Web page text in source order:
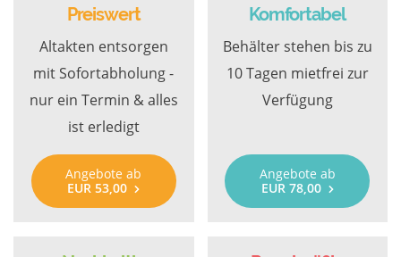
Preiswert
Altakten entsorgen
mit Sofortabholung -
nur ein Termin & alles
ist erledigt
Angebote ab
EUR 53,00
Komfortabel
Behälter stehen bis zu
10 Tagen mietfrei zur
Verfügung
Angebote ab
EUR 78,00